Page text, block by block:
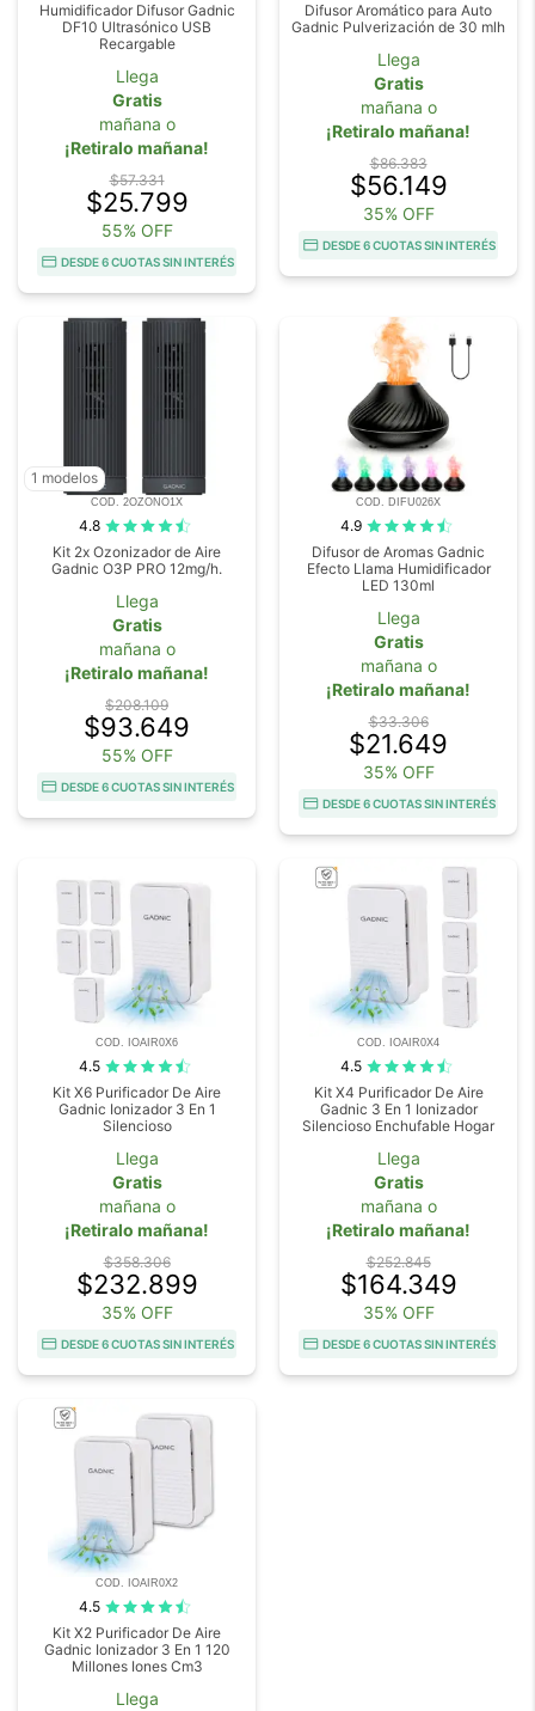
Humidificador Difusor Gadnic
DF10 Ultrasónico USB
Recargable
Llega
Gratis
mañana o
¡Retiralo mañana!
$57.331
$25.799
55% OFF
DESDE 6 CUOTAS SIN INTERÉS
Difusor Aromático para Auto
Gadnic Pulverización de 30 mlh
Llega
Gratis
mañana o
¡Retiralo mañana!
$86.383
$56.149
35% OFF
DESDE 6 CUOTAS SIN INTERÉS
1 modelos
COD. 2OZONO1X
4.8
Kit 2x Ozonizador de Aire
Gadnic O3P PRO 12mg/h.
Llega
Gratis
mañana o
¡Retiralo mañana!
$208.109
$93.649
55% OFF
DESDE 6 CUOTAS SIN INTERÉS
COD. DIFU026X
4.9
Difusor de Aromas Gadnic
Efecto Llama Humidificador
LED 130ml
Llega
Gratis
mañana o
¡Retiralo mañana!
$33.306
$21.649
35% OFF
DESDE 6 CUOTAS SIN INTERÉS
COD. IOAIR0X6
4.5
Kit X6 Purificador De Aire
Gadnic Ionizador 3 En 1
Silencioso
Llega
Gratis
mañana o
¡Retiralo mañana!
$358.306
$232.899
35% OFF
DESDE 6 CUOTAS SIN INTERÉS
COD. IOAIR0X4
4.5
Kit X4 Purificador De Aire
Gadnic 3 En 1 Ionizador
Silencioso Enchufable Hogar
Llega
Gratis
mañana o
¡Retiralo mañana!
$252.845
$164.349
35% OFF
DESDE 6 CUOTAS SIN INTERÉS
COD. IOAIR0X2
4.5
Kit X2 Purificador De Aire
Gadnic Ionizador 3 En 1 120
Millones Iones Cm3
Llega